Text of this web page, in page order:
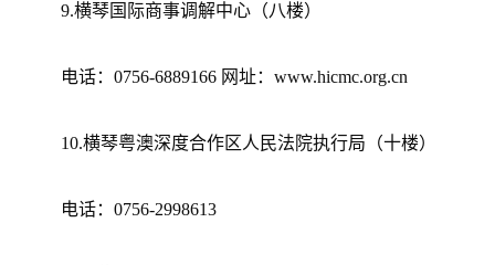
9.横琴国际商事调解中心（八楼）
电话：0756-6889166 网址：www.hicmc.org.cn
10.横琴粤澳深度合作区人民法院执行局（十楼）
电话：0756-2998613